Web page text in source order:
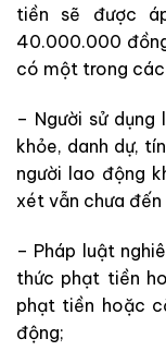
tiền sẽ được
40.000.000
có một trong các
– Người sử
khỏe, danh dự,
người lao động
xét vẫn chưa đến
– Pháp luật
thức phạt tiền
phạt tiền hoặc
động;